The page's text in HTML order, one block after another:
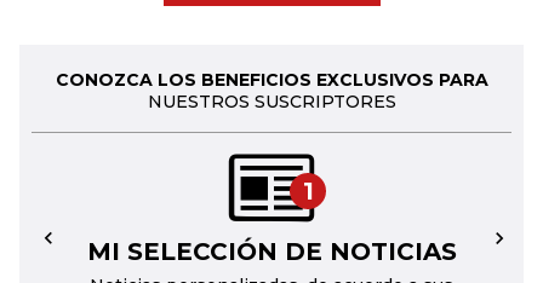
CONOZCA LOS BENEFICIOS EXCLUSIVOS PARA
NUESTROS SUSCRIPTORES
1
MI SELECCIÓN DE NOTICIAS
← →